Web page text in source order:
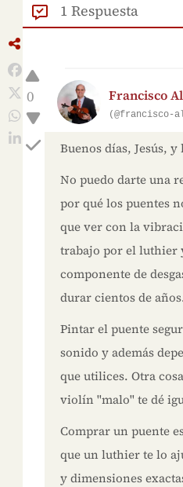
1 Respuesta
0 Francisco
(@francisco-
Buenos días, Jesús,
No puedo darte una
por qué los puentes
que ver con la
trabajo por el luthier
componente de
durar cientos de
Pintar el puente
sonido y además
que utilices. Otra
violín "malo" te dé
Comprar un puente
que un luthier te lo
y dimensiones